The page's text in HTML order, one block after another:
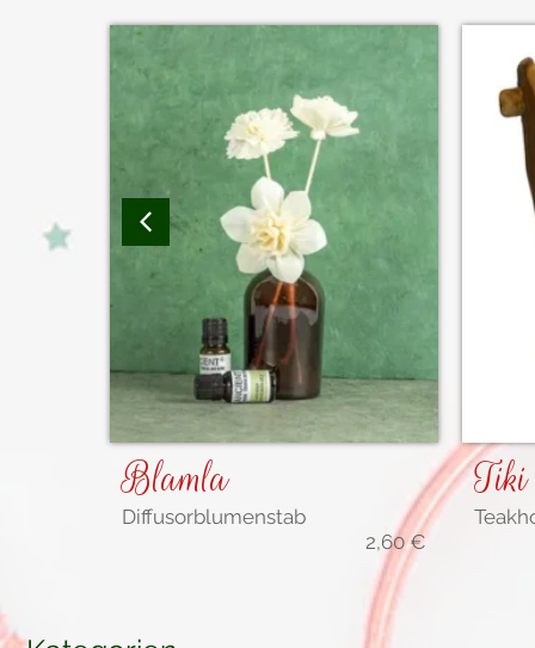
Blamla
Diffusorblumenstab
2,60€
Tiki